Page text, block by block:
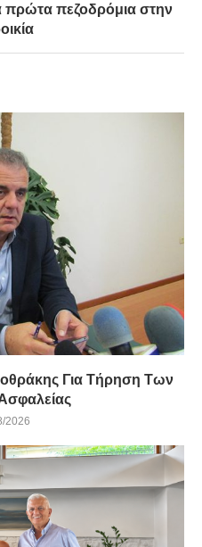
πεζοδρόμια στην
Για Τήρηση Των
2026